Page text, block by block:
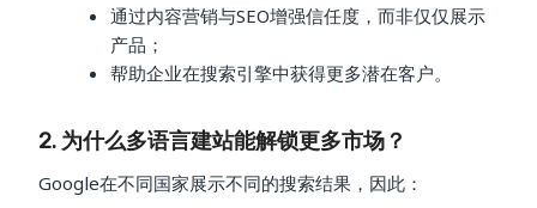
通过内容营销与SEO增强信任度，而非仅仅展示
产品；
帮助企业在搜索引擎中获得更多潜在客户。
2. 为什么多语言建站能解锁更多市场？
Google在不同国家展示不同的搜索结果，因此：